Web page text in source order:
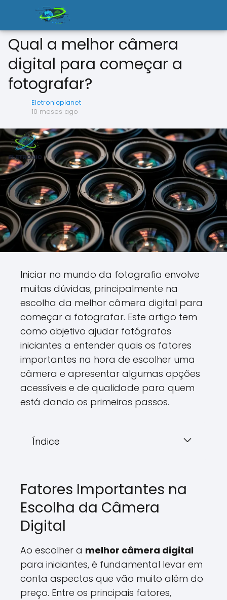
Qual a melhor câmera
digital para começar a
fotografar?
Eletronicplanet
10 meses ago
Iniciar no mundo da fotografia envolve
muitas dúvidas, principalmente na
escolha da melhor câmera digital para
começar a fotografar. Este artigo tem
como objetivo ajudar fotógrafos
iniciantes a entender quais os fatores
importantes na hora de escolher uma
câmera e apresentar algumas opções
acessíveis e de qualidade para quem
está dando os primeiros passos.
Índice
Fatores Importantes na
Escolha da Câmera
Digital
Ao escolher a melhor câmera digital
para iniciantes, é fundamental levar em
conta aspectos que vão muito além do
preço. Entre os principais fatores,